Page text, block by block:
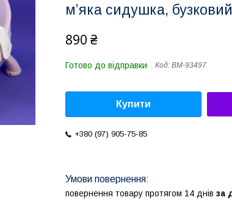
м’яка сидушка, бузковий
890 ₴
Готово до відправки Код: BM-93497
Купити
+380 (97) 905-75-85
повернення товару протягом 14 днів за